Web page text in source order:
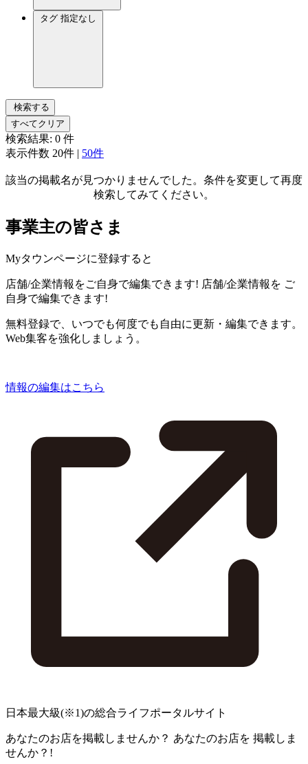
タグ 指定なし
検索する
すべてクリア
検索結果: 0 件
表示件数 20件 | 50件
該当の掲載名が見つかりませんでした。条件を変更して再度
検索してみてください。
事業主の皆さま
Myタウンページに登録すると
店舗/企業情報をご自身で編集できます! 店舗/企業情報を ご
自身で編集できます!
無料登録で、いつでも何度でも自由に更新・編集できます。
Web集客を強化しましょう。
情報の編集はこちら
日本最大級(※1)の総合ライフポータルサイト
あなたのお店を掲載しませんか？ あなたのお店を 掲載しま
せんか？!